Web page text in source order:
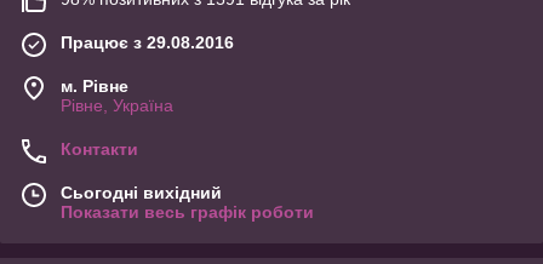
Працює з 29.08.2016
м. Рівне
Рівне, Україна
Контакти
Сьогодні вихідний
Показати весь графік роботи